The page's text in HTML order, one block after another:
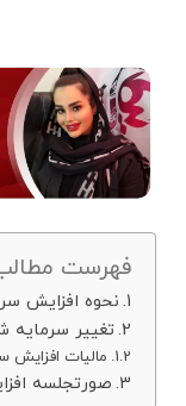
فهرست
نحوه افزایش
تغییر
مالیات
صورتجلسه